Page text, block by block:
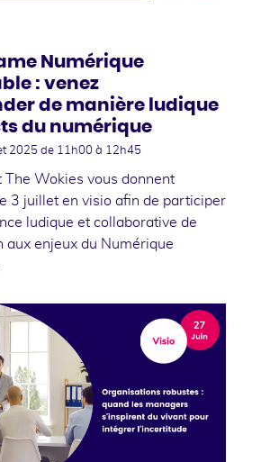
Numérique
: venez
de manière ludique
du numérique
2025 de 11h00 à 12h45
The Wokies vous donnent
3 juillet en visio afin de participer
ludique et collaborative de
aux enjeux du Numérique